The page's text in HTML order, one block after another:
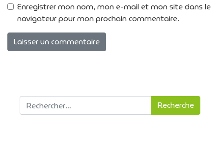
Enregistrer mon nom, mon e-mail et mon site dans le
navigateur pour mon prochain commentaire.
Recherche pour :